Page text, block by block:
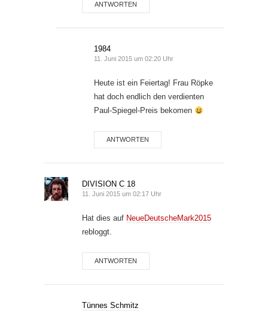
ANTWORTEN
1984
11. Juni 2015 um 02:20 Uhr
Heute ist ein Feiertag! Frau Röpke
hat doch endlich den verdienten
Paul-Spiegel-Preis bekomen
ANTWORTEN
DIVISION C 18
11. Juni 2015 um 02:17 Uhr
Hat dies auf NeueDeutscheMark2015
rebloggt.
ANTWORTEN
Tünnes Schmitz